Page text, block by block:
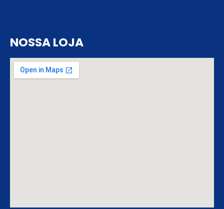
NOSSA LOJA